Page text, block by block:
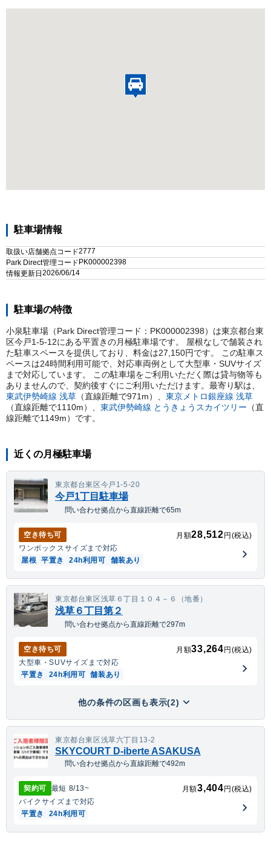
駐車場情報
取扱い店舗拠点コード2777
Park Direct管理コード PK000002398
情報更新日 2026/06/14
駐車場の特徴
小泉駐車場（Park Direct管理コード：PK000002398）は東京都台東
区今戸1-5-12にある平置きの月極駐車場です。 屋根なしで舗装され
た駐車スペースを提供しており、料金は27,150円です。 この駐車ス
ペースは24時間利用可能で、対応車両例として大型車・SUVサイズ
まで対応しています。 この駐車場をご利用いただく際は貸与物等も
ありませんので、契約後すぐにご利用いただけます。 最寄り駅は、
東武伊勢崎線 浅草 （直線距離で971 m） 東京メトロ銀座線 浅草
（直線距離で1110m） 東武伊勢崎線 とうきょうスカイツリー （直
線距離で1149m） です。
近くの月極駐車場
東京都台東区今戸1-5-20
今戸1丁目駐車場
問い合わせ拠点から直線距離で65m
空き待ち可 月額28,512 円(税込)
ワンボックスサイズまで対応
屋根 平置き 24h利用可 舗装あり
東京都台東区浅草６丁目１０４－６（地番）
浅草６丁目第２
問い合わせ拠点から直線距離で297m
空き待ち可 月額33,264 円(税込)
大型車・SUVサイズまで対応
平置き
24h利用可 舗装あり
他の条件の区画も表示(2)
東京都台東区浅草六丁目13-2
SKYCOURT D-iberte ASAKUSA
問い合わせ拠点から直線距離で492m
契約可 最短 8/13~ 月額3,404 円(税込)
バイク サイズまで対応
平置き
24h利用可